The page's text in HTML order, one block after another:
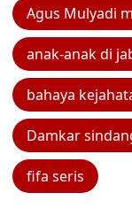
Agus Mulyadi
anak-anak di
bahaya
Damkar
fifa seris